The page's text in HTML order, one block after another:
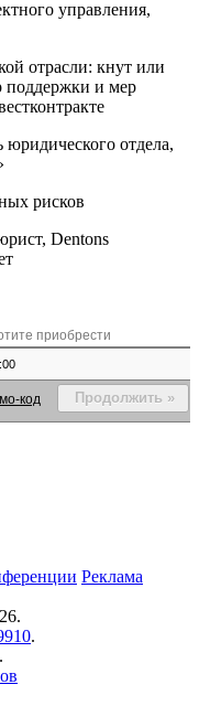
управления,
отрасли: кнут или
поддержки и мер
юридического отдела,
рисков
Dentons
Реклама
.
.